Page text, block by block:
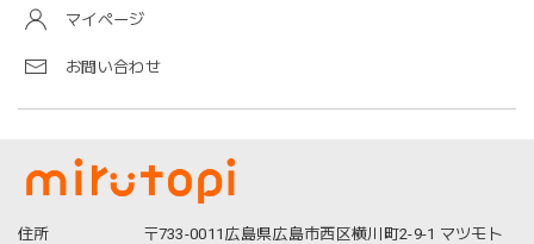
マイページ
お問い合わせ
住所
〒733-0011広島県広島市西区横川町2-9-1 マツモト